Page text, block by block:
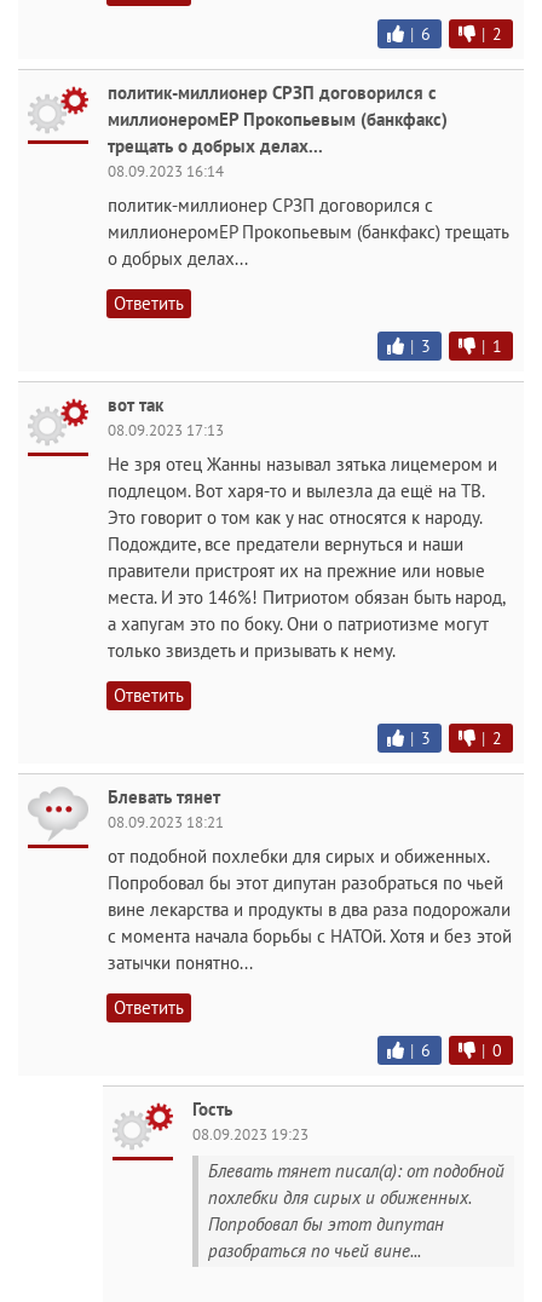
| 6 | 2
политик-миллионер СРЗП договорился с
миллионеромЕР Прокопьевым (банкфакс)
трещать о добрых делах...
08.09.2023 16:14
политик-миллионер СРЗП договорился с
миллионеромЕР Прокопьевым (банкфакс) трещать
о добрых делах...
Ответить
| 3 | 1
вот так
08.09.2023 17:13
Не зря отец Жанны называл зятька лицемером и
подлецом. Вот харя-то и вылезла да ещё на ТВ.
Это говорит о том как у нас относятся к народу.
Подождите, все предатели вернуться и наши
правители пристроят их на прежние или новые
места. И это 146%! Питриотом обязан быть народ,
а хапугам это по боку. Они о патриотизме могут
только звиздеть и призывать к нему.
Ответить
| 3 | 2
Блевать тянет
08.09.2023 18:21
от подобной похлебки для сирых и обиженных.
Попробовал бы этот дипутан разобраться по чьей
вине лекарства и продукты в два раза подорожали
с момента начала борьбы с НАТОй. Хотя и без этой
затычки понятно...
Ответить
| 6 | 0
Гость
08.09.2023 19:23
Блевать тянет писал(а): от подобной
похлебки для сирых и обиженных.
Попробовал бы этот дипутан
разобраться по чьей вине...